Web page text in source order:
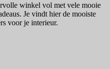
winkel vol met vele mooie
Je vindt hier de mooiste
voor je interieur.